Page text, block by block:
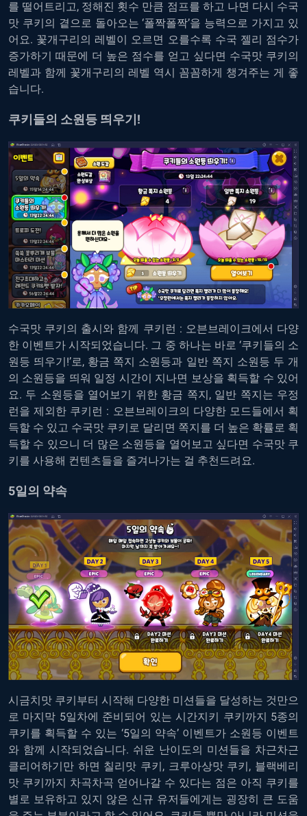
를 떨어트리고, 정해진 횟수 만큼 점프를 하고 나면 다시 수국
맛 쿠키의 곁으로 돌아오는 ‘폴짝폴짝’을 능력으로 가지고 있
어요. 꽃개구리의 레벨이 오르면 오를수록 수국 젤리 점수가
증가하기 때문에 더 높은 점수를 얻고 싶다면 수국맛 쿠키의
레벨과 함께 꽃개구리의 레벨 역시 꼼꼼하게 챙겨주는 게 좋
습니다.
쿠키들의 소원등 띄우기!
수국맛 쿠키의 출시와 함께 쿠키런 : 오븐브레이크에서 다양
한 이벤트가 시작되었습니다. 그 중 하나는 바로 ‘쿠키들의 소
원등 띄우기!’로, 황금 쪽지 소원등과 일반 쪽지 소원등 두 개
의 소원등을 띄워 일정 시간이 지나면 보상을 획득할 수 있어
요. 두 소원등을 열어보기 위한 황금 쪽지, 일반 쪽지는 우정
런을 제외한 쿠키런 : 오븐브레이크의 다양한 모드들에서 획
득할 수 있고 수국맛 쿠키로 달리면 쪽지를 더 높은 확률로 획
득할 수 있으니 더 많은 소원등을 열어보고 싶다면 수국맛 쿠
키를 사용해 컨텐츠들을 즐겨나가는 걸 추천드려요.
5일의 약속
시금치맛 쿠키부터 시작해 다양한 미션들을 달성하는 것만으
로 마지막 5일차에 준비되어 있는 시간지키 쿠키까지 5종의
쿠키를 획득할 수 있는 ‘5일의 약속’ 이벤트가 소원등 이벤트
와 함께 시작되었습니다. 쉬운 난이도의 미션들을 차근차근
클리어하기만 하면 칠리맛 쿠키, 크루아상맛 쿠키, 블랙베리
맛 쿠키까지 차곡차곡 얻어나갈 수 있다는 점은 아직 쿠키를
별로 보유하고 있지 않은 신규 유저들에게는 굉장히 큰 도움